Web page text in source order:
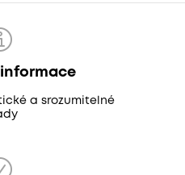
a srozumitelné